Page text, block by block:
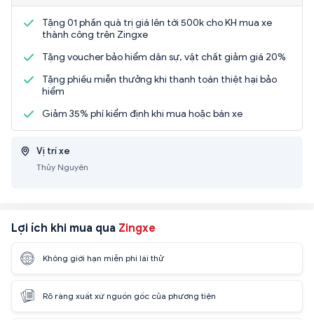
Tặng 01 phần quà trị giá lên tới 500k cho KH mua xe
thành công trên Zingxe
Tặng voucher bảo hiểm dân sự, vật chất giảm giá 20%
Tặng phiếu miễn thưởng khi thanh toán thiệt hại bảo
hiểm
Giảm 35% phí kiểm định khi mua hoặc bán xe
Vị trí xe
Thủy Nguyên
Lợi ích khi mua qua Zingxe
Không giới hạn miễn phí lái thử
Rõ ràng xuất xứ nguồn gốc của phương tiện